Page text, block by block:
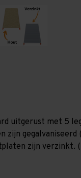
uitgerust met 5
zijn
zijn verzinkt.